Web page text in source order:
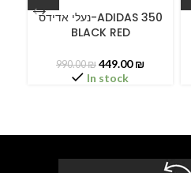
נעלי אדידס-ADIDAS 350
BLACK RED
990.00₪ 449.00₪
In stock